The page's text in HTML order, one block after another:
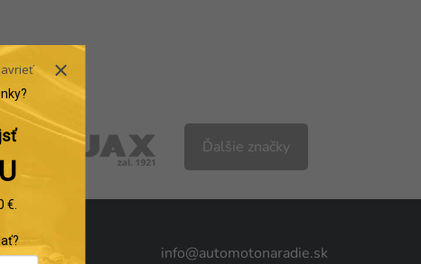
Ďalšie značky
info@automotonaradie.sk
€.